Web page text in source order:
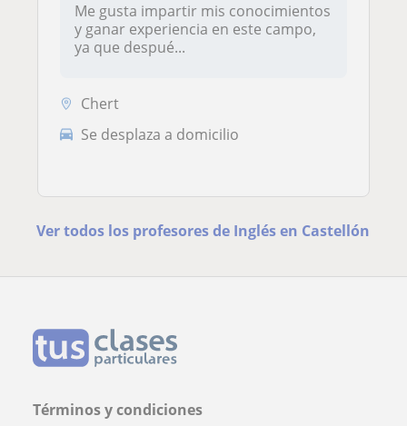
Me gusta impartir mis conocimientos
y ganar experiencia en este campo,
ya que despué...
Chert
Se desplaza a domicilio
Ver todos los profesores de Inglés en Castellón
Términos y condiciones